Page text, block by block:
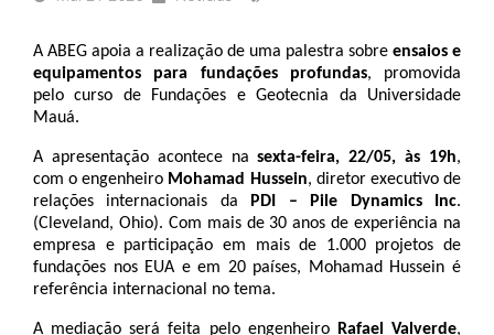
A ABEG apoia a realização de uma palestra sobre ensaios e
equipamentos para fundações profundas, promovida
pelo curso de Fundações e Geotecnia da Universidade
Mauá.
A apresentação acontece na sexta-feira, 22/05, às 19h,
com o engenheiro Mohamad Hussein, diretor executivo de
relações internacionais da
PDI – Pile Dynamics Inc.
(Cleveland, Ohio). Com mais de 30 anos de experiência na
empresa e participação em mais de 1.000 projetos de
fundações nos EUA e em 20 países, Mohamad Hussein é
referência internacional no tema.
A mediação será feita pelo engenheiro Rafael Valverde,